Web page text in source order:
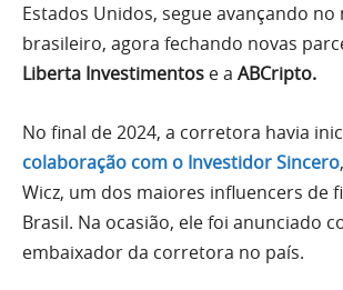
Estados Unidos, segue avançando no
brasileiro, agora fechando novas
Liberta Investimentos e a ABCripto.
No final de 2024, a corretora havia
colaboração com o Investidor Sincero
Wicz, um dos maiores influencers de
Brasil. Na ocasião, ele foi anunciado
embaixador da corretora no país.